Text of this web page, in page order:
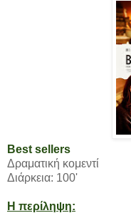
Best sellers
Δραματική κομεντί
Διάρκεια: 100'
Η περίληψη: